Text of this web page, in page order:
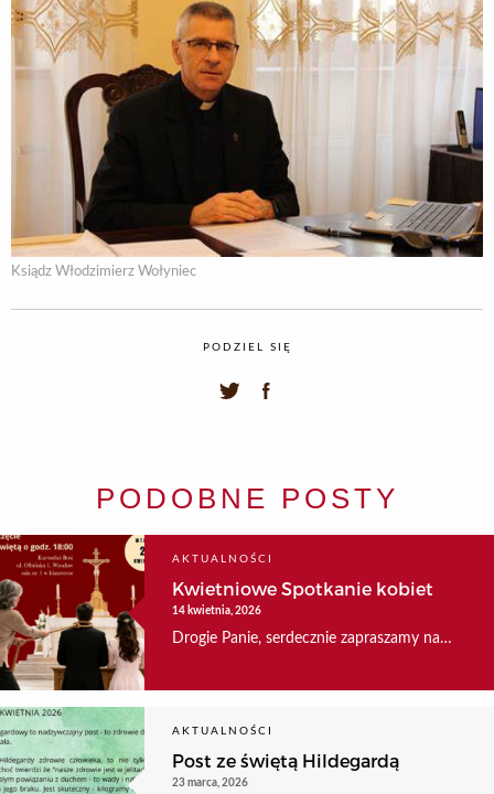
Ksiądz Włodzimierz Wołyniec
PODZIEL SIĘ
PODOBNE POSTY
AKTUALNOŚCI
Kwietniowe Spotkanie kobiet
14 kwietnia, 2026
Drogie Panie, serdecznie zapraszamy na…
AKTUALNOŚCI
Post ze świętą Hildegardą
23 marca, 2026